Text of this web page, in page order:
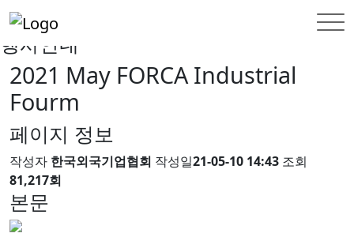
행사안내
2021 May FORCA Industrial
Fourm
페이지 정보
작성자 한국외국기업협회 작성일21-05-10 14:43 조회
81,217회
본문